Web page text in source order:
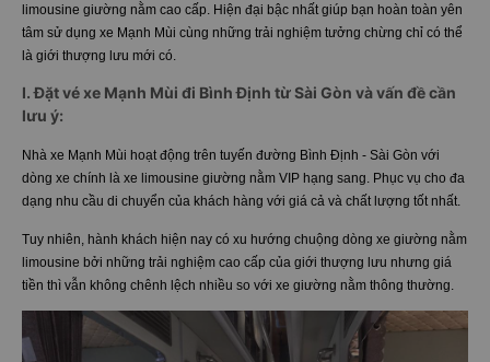
limousine giường nằm cao cấp. Hiện đại bậc nhất giúp bạn hoàn toàn yên
tâm sử dụng xe Mạnh Mùi cùng những trải nghiệm tưởng chừng chỉ có thể
là giới thượng lưu mới có.
I. Đặt vé xe Mạnh Mùi đi Bình Định từ Sài Gòn và vấn đề cần
lưu ý:
Nhà xe Mạnh Mùi hoạt động trên tuyến đường Bình Định - Sài Gòn với
dòng xe chính là xe limousine giường nằm VIP hạng sang. Phục vụ cho đa
dạng nhu cầu di chuyển của khách hàng với giá cả và chất lượng tốt nhất.
Tuy nhiên, hành khách hiện nay có xu hướng chuộng dòng xe giường nằm
limousine bởi những trải nghiệm cao cấp của giới thượng lưu nhưng giá
tiền thì vẫn không chênh lệch nhiều so với xe giường nằm thông thường.